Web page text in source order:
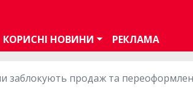
КОРИСНІ НОВИНИ РЕКЛАМА
заблокують продаж та